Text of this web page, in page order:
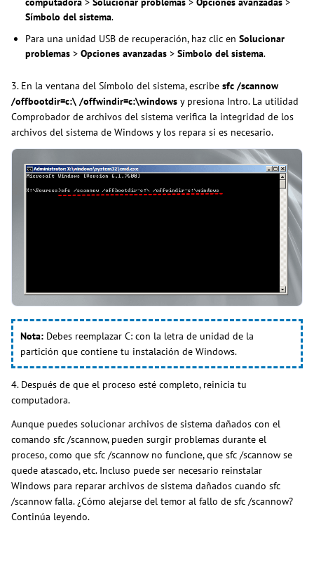
Símbolo del sistema.
Para una unidad USB de recuperación, haz clic en Solucionar
problemas > Opciones avanzadas > Símbolo del sistema.
3. En la ventana del Símbolo del sistema, escribe sfc /scannow
/offbootdir=c:\ /offwindir=c:\windows y presiona Intro. La utilidad
Comprobador de archivos del sistema verifica la integridad de los
archivos del sistema de Windows y los repara si es necesario.
Nota: Debes reemplazar C: con la letra de unidad de la
partición que contiene tu instalación de Windows.
4. Después de que el proceso esté completo, reinicia tu
computadora.
Aunque puedes solucionar archivos de sistema dañados con el
comando sfc /scannow, pueden surgir problemas durante el
proceso, como que sfc /scannow no funcione, que sfc /scannow se
quede atascado, etc. Incluso puede ser necesario reinstalar
Windows para reparar archivos de sistema dañados cuando sfc
/scannow falla. ¿Cómo alejarse del temor al fallo de sfc /scannow?
Continúa leyendo.